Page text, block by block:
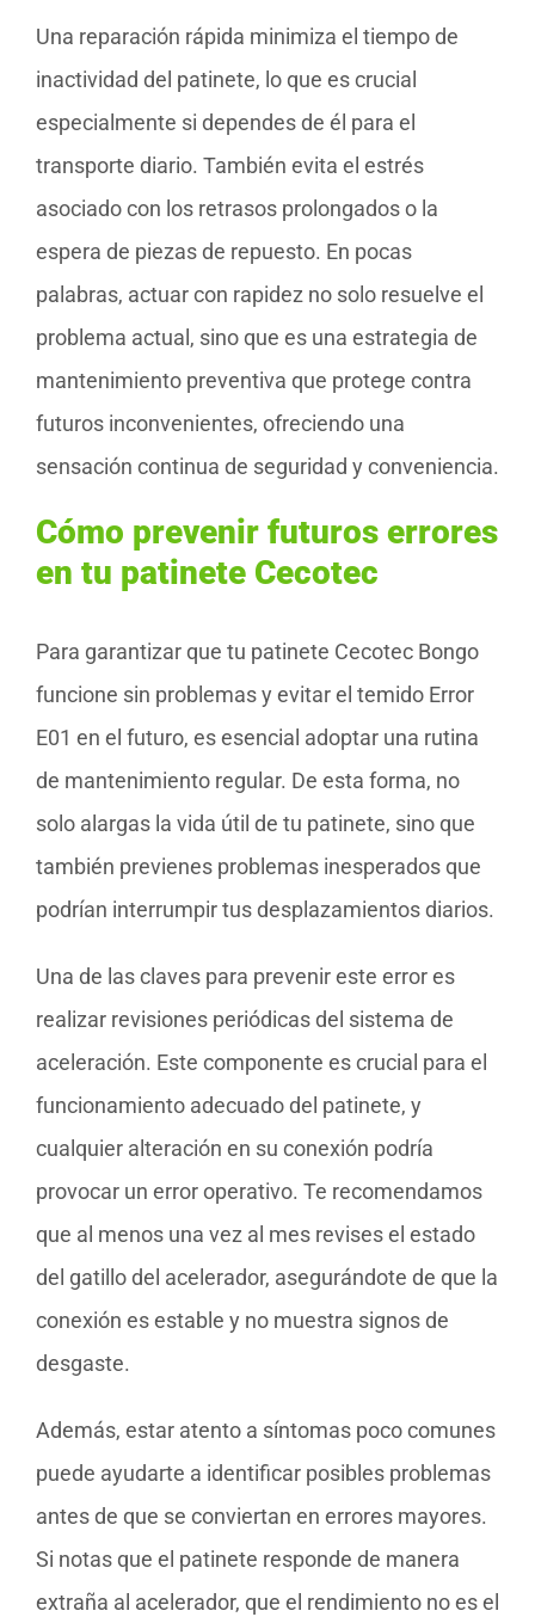
Una reparación rápida minimiza el tiempo de
inactividad del patinete, lo que es crucial
especialmente si dependes de él para el
transporte diario. También evita el estrés
asociado con los retrasos prolongados o la
espera de piezas de repuesto. En pocas
palabras, actuar con rapidez no solo resuelve el
problema actual, sino que es una estrategia de
mantenimiento preventiva que protege contra
futuros inconvenientes, ofreciendo una
sensación continua de seguridad y conveniencia.
Cómo prevenir futuros errores
en tu patinete Cecotec
Para garantizar que tu patinete Cecotec Bongo
funcione sin problemas y evitar el temido Error
E01 en el futuro, es esencial adoptar una rutina
de mantenimiento regular. De esta forma, no
solo alargas la vida útil de tu patinete, sino que
también previenes problemas inesperados que
podrían interrumpir tus desplazamientos diarios.
Una de las claves para prevenir este error es
realizar revisiones periódicas del sistema de
aceleración. Este componente es crucial para el
funcionamiento adecuado del patinete, y
cualquier alteración en su conexión podría
provocar un error operativo. Te recomendamos
que al menos una vez al mes revises el estado
del gatillo del acelerador, asegurándote de que la
conexión es estable y no muestra signos de
desgaste.
Además, estar atento a síntomas poco comunes
puede ayudarte a identificar posibles problemas
antes de que se conviertan en errores mayores.
Si notas que el patinete responde de manera
extraña al acelerador, que el rendimiento no es el